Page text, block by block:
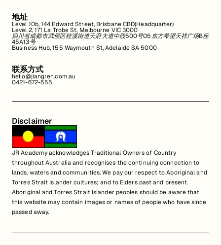
地址
Level 10b, 144 Edward Street, Brisbane CBD(Headquarter)
Level 2, 171 La Trobe St, Melbourne VIC 3000
四川省成都市武侯区桂溪街道天府大道中段500号D5东方希望天祥广场B座
45A13号
Business Hub, 155 Waymouth St, Adelaide SA 5000
联系方式
hello@jiangren.com.au
0421-672-555
Disclaimer
JR Academy acknowledges Traditional Owners of Country
throughout Australia and recognises the continuing connection to
lands, waters and communities. We pay our respect to Aboriginal and
Torres Strait Islander cultures; and to Elders past and present.
Aboriginal and Torres Strait Islander peoples should be aware that
this website may contain images or names of people who have since
passed away.